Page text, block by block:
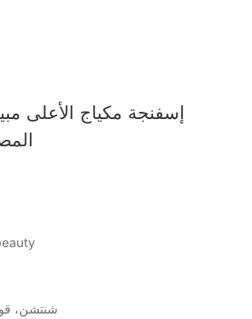
إسفنجة مكياج الأعلى
شنتشن،